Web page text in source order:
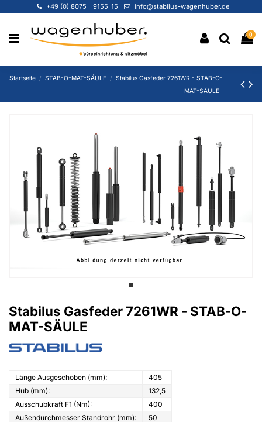
+49 (0) 8075 - 9155-15 info@stabilus-wagenhuber.de
0
Startseite STAB-O-MAT-SÄULE
Stabilus Gasfeder 7261WR - STAB-O-
MAT-SÄULE
Stabilus Gasfeder 7261WR - STAB-O-
MAT-SÄULE
Länge Ausgeschoben (mm):
405
Hub (mm):
132,5
Ausschubkraft F1 (Nm):
400
Außendurchmesser Standrohr (mm):
50